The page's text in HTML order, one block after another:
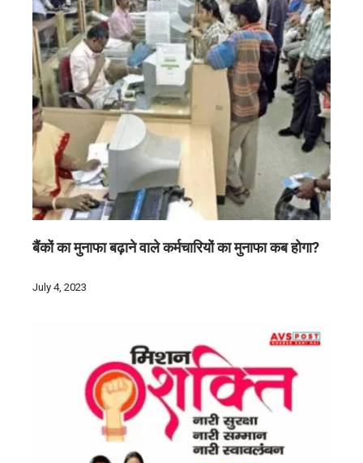
बैंकों का मुनाफा बढ़ाने वाले कर्मचारियों का मुनाफा कब होगा?
July 4, 2023